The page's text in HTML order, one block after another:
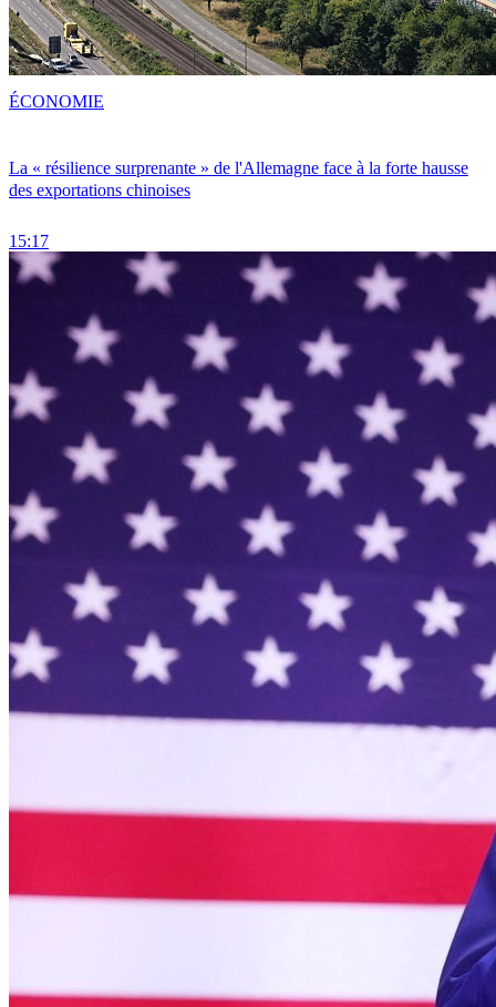
La « résilience surprenante » de l'Allemagne face à la forte hausse
des exportations chinoises
15:17
ÉCONOMIE